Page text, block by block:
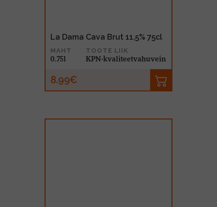
La Dama Cava Brut 11,5% 75cl
MAHT
0.75l
TOOTE LIIK
KPN-kvaliteetvahuvein
8.99€